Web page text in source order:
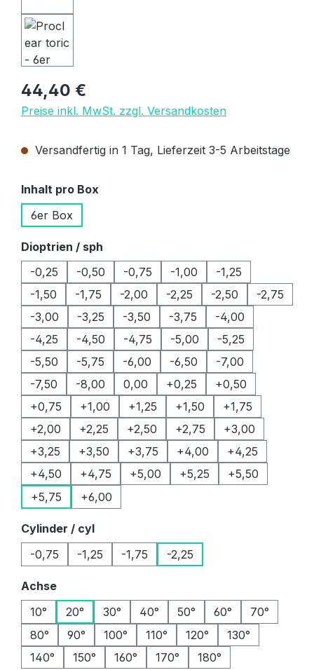
Regulärer Preis:
44,40 €
Preise inkl. MwSt. zzgl. Versandkosten
Versandfertig in 1 Tag, Lieferzeit 3-5 Arbeitstage
Inhalt pro Box
6er Box
Dioptrien / sph
-0,25
-0,50 -0,75 -1,00
-1,25
-1,50
-1,75 -2,00 -2,25 -2,50
-2,75
-3,00
-3,25 -3,50 -3,75
-4,00
-4,25
-4,50 -4,75 -5,00
-5,25
-5,50
-5,75 -6,00 -6,50
-7,00
-7,50
-8,00 0,00 +0,25
+0,50
+0,75
+1,00 +1,25 +1,50
+1,75
+2,00
+2,25 +2,50 +2,75
+3,00
+3,25
+3,50 +3,75 +4,00
+4,25
+4,50
+4,75 +5,00 +5,25
+5,50
+5,75
+6,00
Cylinder / cylauswählen
-0,75
-1,25 -1,75 -2,25
Achseauswählen
10°
20° 30° 40° 50° 60°
70°
80°
90° 100° 110° 120°
130°
140°
150° 160° 170° 180°